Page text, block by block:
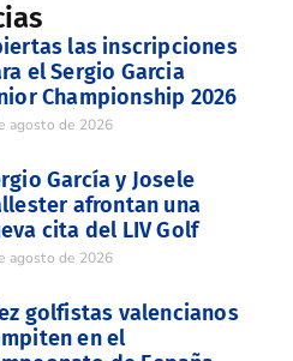
las inscripciones
el Sergio Garcia
Championship 2026
agosto de 2026
García y Josele
afrontan una
cita del LIV Golf
agosto de 2026
golfistas valencianos
en el